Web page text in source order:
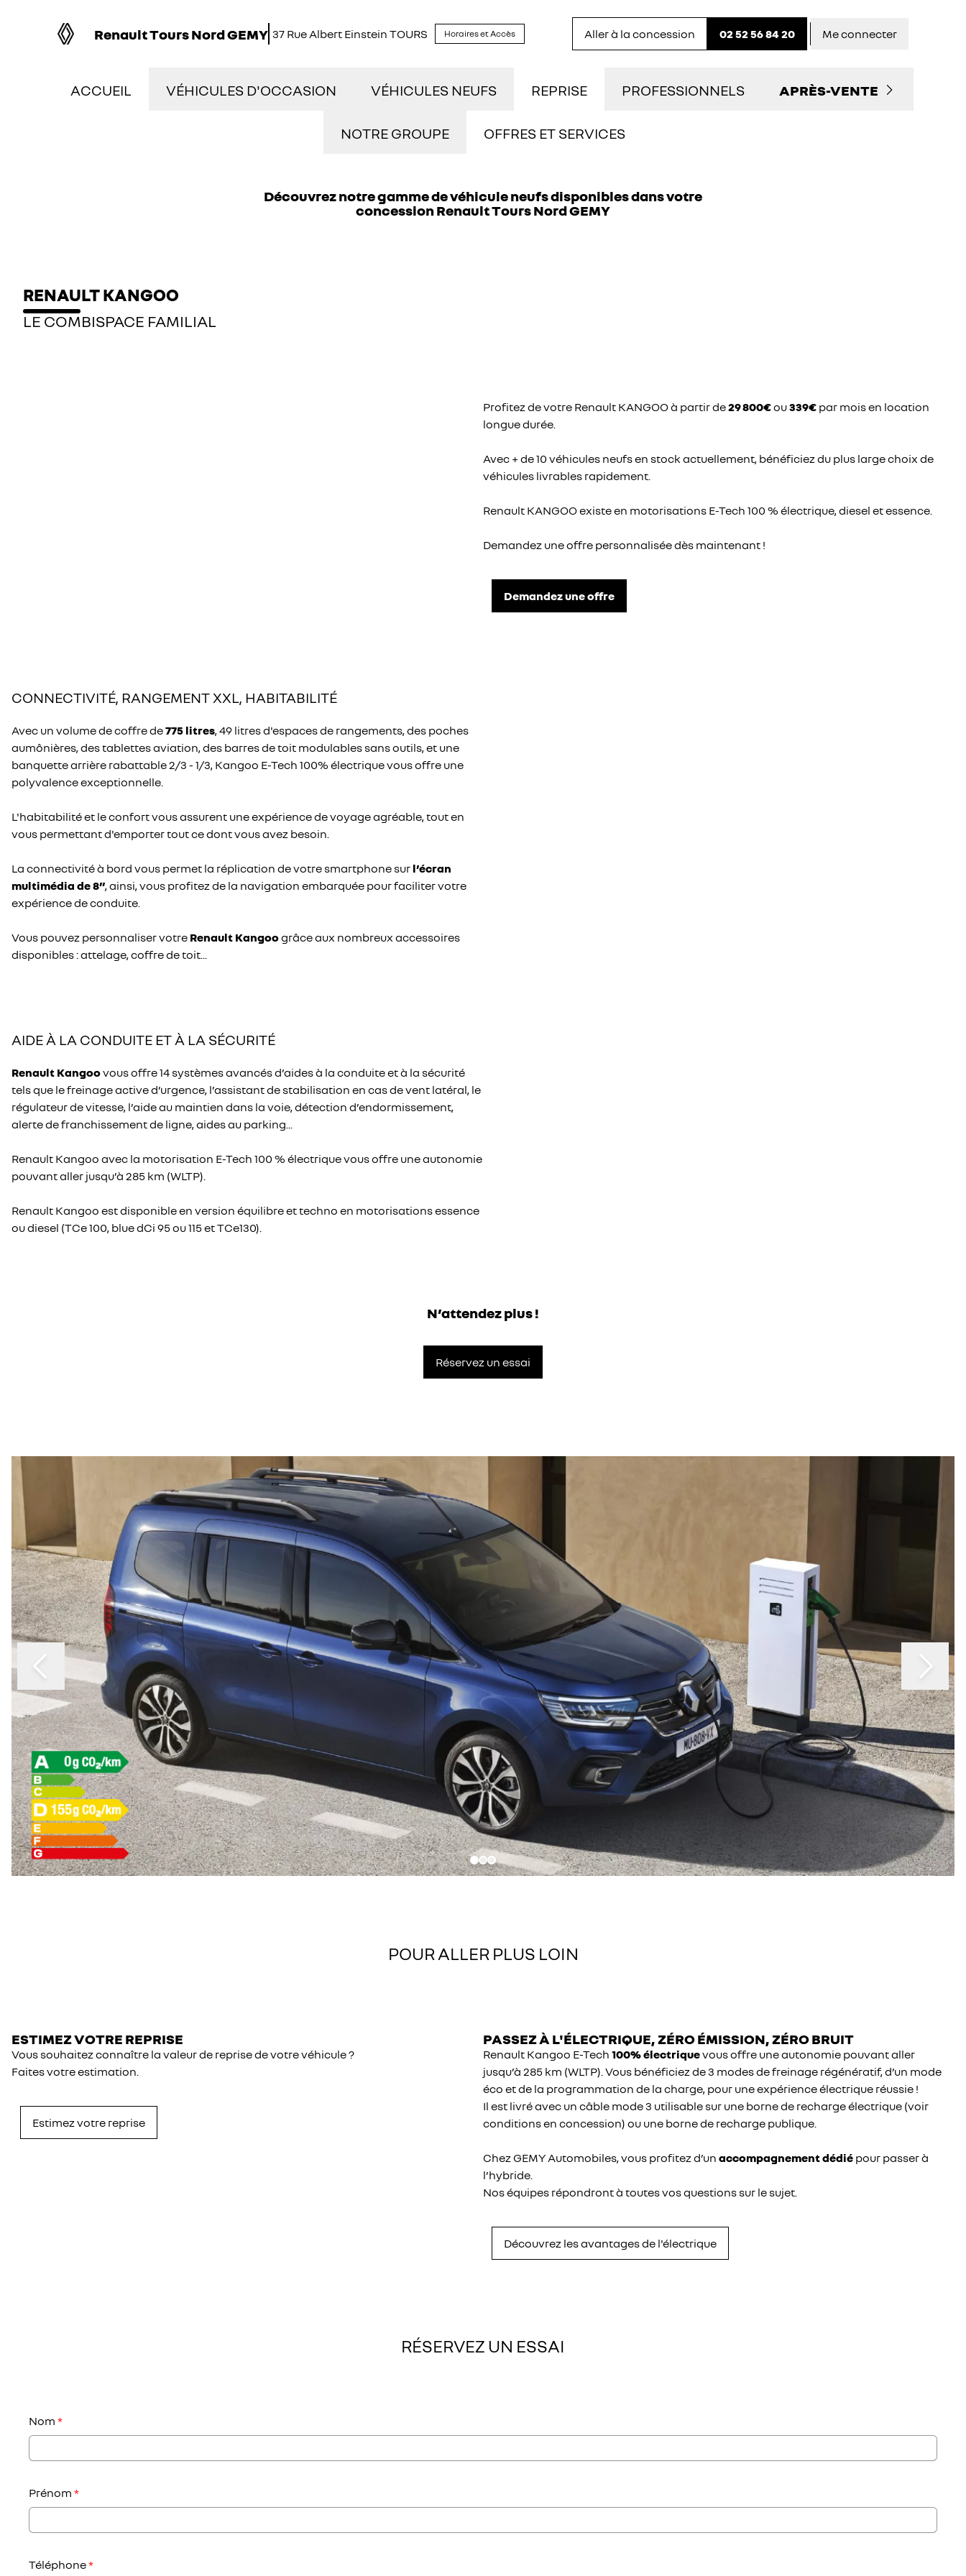
Renault Tours Nord GEMY 37 Rue Albert Einstein TOURS Horaires et Accès Aller à la concession 02 52 56 84 20 Me connecter
ACCUEIL VÉHICULES D'OCCASION
NOS OCCASIONS EN STOCK
OCCASIONS FAIBLE KILOMÉTRAGE
VÉHICULES NEUFS
DÉCOUVREZ NOTRE GAMME
DÉCOUVREZ L'ÉLECTRIQUE
REPRISE PROFESSIONNELS
UTILITAIRES D'OCCASION
APRÈS-VENTE
NOTRE GROUPE
NOS ACTUALITÉS
OFFRES ET SERVICES
Découvrez notre gamme de véhicule neufs disponibles dans votre
concession Renault Tours Nord GEMY
RENAULT KANGOO
LE COMBISPACE FAMILIAL
Profitez de votre Renault KANGOO à partir de29 800€ou339€ par mois en location
longue durée.
Avec + de 10 véhicules neufs en stock actuellement, bénéficiez du plus large choix de
véhicules livrables rapidement.
Renault KANGOO existe en motorisations E-Tech 100 % électrique, diesel et essence.
Demandez une offre personnalisée dès maintenant !
Demandez une offre
CONNECTIVITÉ, RANGEMENT XXL, HABITABILITÉ
Avec un volume de coffre de775 litres, 49 litres d'espaces de rangements, des poches
aumônières, des tablettes aviation, des barres de toit modulables sans outils, et une
banquette arrière rabattable 2/3 - 1/3, Kangoo E-Tech 100% électrique vous offre une
polyvalence exceptionnelle.
L'habitabilité et le confort vous assurent une expérience de voyage agréable, tout en
vous permettant d'emporter tout ce dont vous avez besoin.
La connectivité à bord vous permet la réplication de votre smartphone sur l’écran
multimédia de 8’’, ainsi, vous profitez de la navigation embarquée pour faciliter votre
expérience de conduite.
Vous pouvez personnaliser votre Renault Kangoogrâce aux nombreux accessoires
disponibles : attelage, coffre de toit...
AIDE À LA CONDUITE ET À LA SÉCURITÉ
Renault Kangoovous offre 14 systèmes avancés d’aides à la conduite et à la sécurité
tels que le freinage active d’urgence, l’assistant de stabilisation en cas de vent latéral, le
régulateur de vitesse, l’aide au maintien dans la voie, détection d’endormissement,
alerte de franchissement de ligne, aides au parking...
Renault Kangoo avec la motorisation E-Tech 100 % électrique vous offre une autonomie
pouvant aller jusqu’à 285 km (WLTP).
Renault Kangoo est disponible en version équilibre et techno en motorisations essence
ou diesel (TCe 100, blue dCi 95 ou 115 et TCe130).
N’attendez plus !
Réservez un essai
Slide 1 of 3
POUR ALLER PLUS LOIN
ESTIMEZ VOTRE REPRISE
Vous souhaitez connaître la valeur de reprise de votre véhicule ?
Faites votre estimation.
Estimez votre reprise
PASSEZ À L'ÉLECTRIQUE, ZÉRO ÉMISSION, ZÉRO BRUIT
Renault Kangoo E-Tech 100% électriquevous offre une autonomie pouvant aller
jusqu’à 285 km (WLTP). Vous bénéficiez de 3 modes de freinage régénératif, d’un mode
éco et de la programmation de la charge, pour une expérience électrique réussie !
Il est livré avec un câble mode 3 utilisable sur une borne de recharge électrique (voir
conditions en concession) ou une borne de recharge publique.
Chez GEMY Automobiles, vous profitez d’un accompagnement dédié pour passer à
l’hybride.
Nos équipes répondront à toutes vos questions sur le sujet.
Découvrez les avantages de l'électrique
RÉSERVEZ UN ESSAI
Nom *
Prénom *
Téléphone*